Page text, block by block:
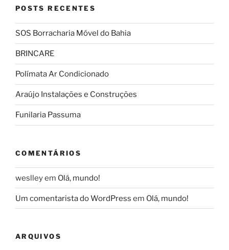
POSTS RECENTES
SOS Borracharia Móvel do Bahia
BRINCARE
Polímata Ar Condicionado
Araújo Instalações e Construções
Funilaria Passuma
COMENTÁRIOS
weslleyem Olá, mundo!
Um comentarista do WordPress em Olá, mundo!
ARQUIVOS